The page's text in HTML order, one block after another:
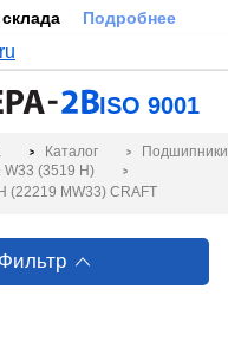
Подробнее
ISO 9001
Каталог
Подшипники
W33 (3519 Н)
(22219 MW33) CRAFT
Фильтр